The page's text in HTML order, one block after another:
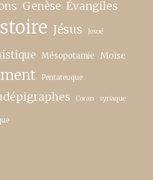
Genèse Évangiles
Jésus Josué
Mésopotamie Moïse
Pentateuque
Coran syriaque